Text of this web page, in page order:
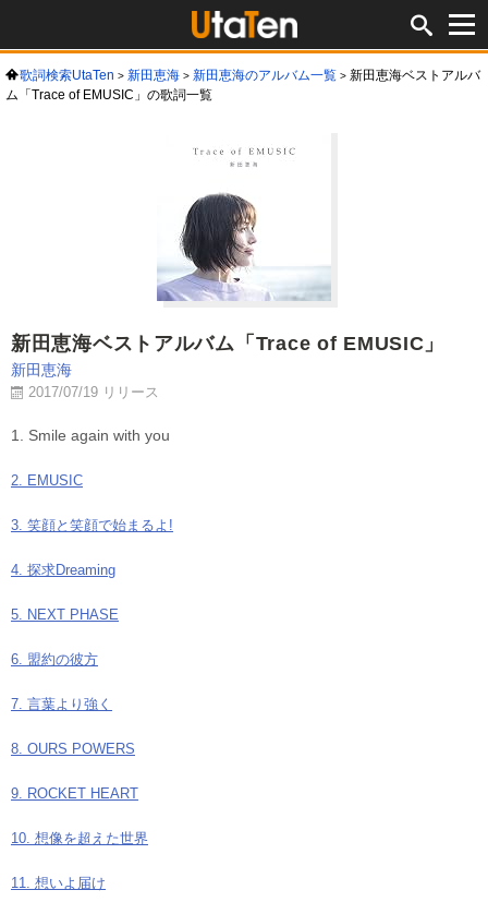
歌詞検索UtaTen 新田恵海 新田恵海のアルバム一覧
新田恵海ベストアルバ
ム「Trace of EMUSIC」の歌詞一覧
新田恵海ベストアルバム「Trace of EMUSIC」
新田恵海
2017/07/19 リリース
1. Smile again with you
2. EMUSIC
3. 笑顔と笑顔で始まるよ!
4. 探求Dreaming
5. NEXT PHASE
6. 盟約の彼方
7. 言葉より強く
8. OURS POWERS
9. ROCKET HEART
10. 想像を超えた世界
11. 想いよ届け